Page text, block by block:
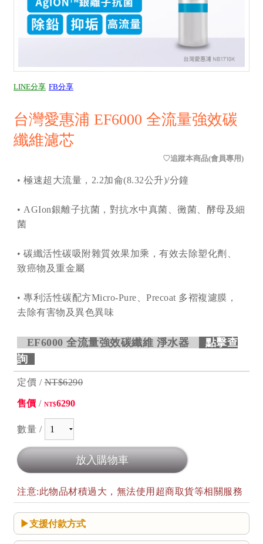
LINE分享 FB分享
台灣愛惠浦 EF6000 全流量強效碳
纖維濾芯
• 極速超大流量，2.2加侖(8.32公升)/分鐘
• AGIon銀離子抗菌，對抗水中真菌、黴菌、酵母及細
菌
• 碳纖活性碳吸附雜質效果加乘，有效去除塑化劑、
致癌物及重金屬
• 專利活性碳配方Micro-Pure、Precoat 多褶複濾膜，
去除有害物及異色異味
EF6000 全流量強效碳纖維 淨水器
點擊查
詢
定價 /NT$6290
售價 / NT$6290
數量 /
注意:此物品材積過大，無法使用超商取貨等相關服務
支援付款方式